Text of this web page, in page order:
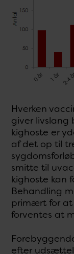
Hverken
giver livslang
kighoste er
af det op til
smitte til
kighoste kan
Behandling
primært for at
forventes at
efter